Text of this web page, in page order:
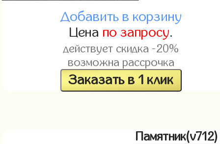
Добавить в корзину
Цена по запросу.
действует скидка -20%
возможна рассрочка
Заказать в 1 клик
Памятник(v712)